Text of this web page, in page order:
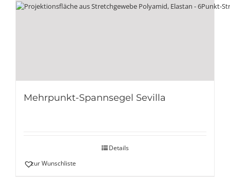
Mehrpunkt-Spannsegel Sevilla
Details
zur Wunschliste